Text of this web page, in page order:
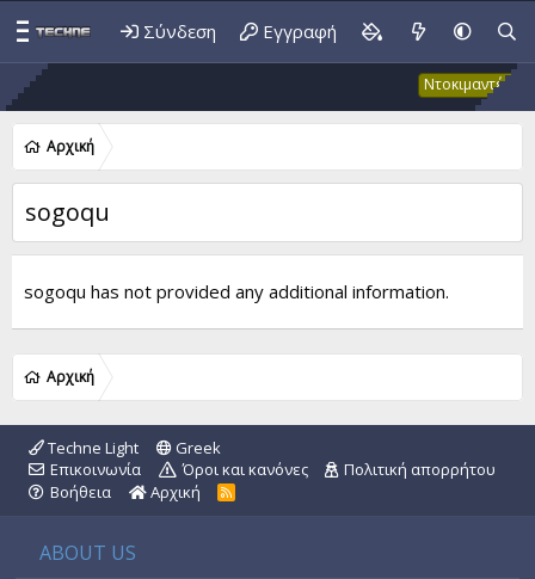
Σύνδεση Εγγραφή
Ντοκιμαντέρ
Αρχική
sogoqu
sogoqu has not provided any additional information.
Αρχική
Techne Light
Greek
Επικοινωνία
Όροι και κανόνες
Πολιτική απορρήτου
Βοήθεια
Αρχική
R
ABOUT US